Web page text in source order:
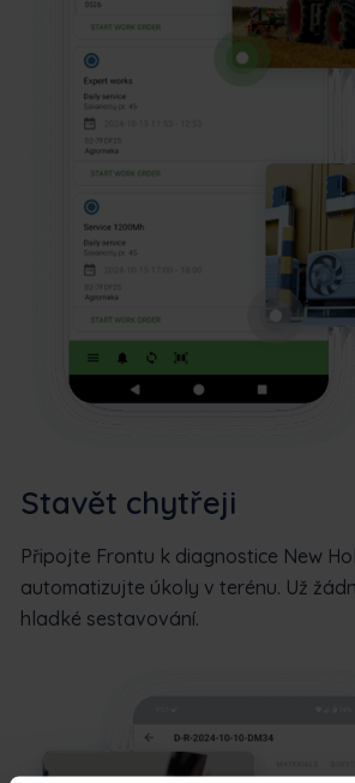
Stavět chytřeji
Připojte Frontu k diagnostice New
automatizujte úkoly v terénu. Už
hladké sestavování.